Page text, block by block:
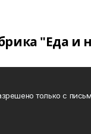
"Еда и
только с